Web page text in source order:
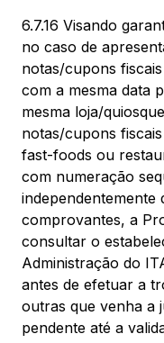
6.7.16 Visando
no caso de
notas/cupons
com a mesma data
mesma loja/
notas/cupons
fast-foods ou
com numeração
independentemente
comprovantes, a
consultar o
Administração do
antes de efetuar a
outras que venha a
pendente até a